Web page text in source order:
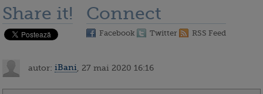
Share it! Connect
Facebook Twitter RSS Feed
autor: iBani , 27 mai 2020 16:16